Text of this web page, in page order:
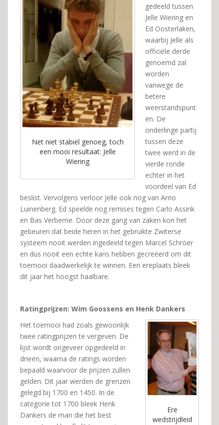
Net niet stabiel genoeg, toch
een mooi resultaat: Jelle
Wiering
gedeeld tussen
Jelle Wiering en
Ed Oosterlaken,
waarbij Jelle als
officiële derde
genoemd zal
worden
vanwege de
betere
weerstandspunt
en. De
onderlinge partij
tussen deze
twee werd in de
vierde ronde
echter in het
voordeel van Ed
beslist. Vervolgens verloor Jelle ook nog van Arno
Luinenberg. Ed speelde nog remises tegen Carlo Assink
en Bas Verberne. Door deze gang van zaken kon het
gebeuren dat beide heren in het gebruikte Zwiterse
systeem nooit werden ingedeeld tegen Marcel Schröer
en dus nooit een echte kans hebben gecreëerd om dit
toernooi daadwerkelijk te winnen. Een ereplaats bleek
dit jaar het hoogst haalbare.
Ratingprijzen: Wim Goossens en Henk Dankers
Ere
wedstrijdleid
Het toernooi had zoals gewoonlijk
twee ratingprijzen te vergeven. De
lijst wordt ongeveer opgedeeld in
drieën, waarna de ratings worden
bepaald waarvoor de prijzen zullen
gelden. Dit jaar werden de grenzen
gelegd bij 1700 en 1450. In de
categorie tot 1700 bleek Henk
Dankers de man die het best